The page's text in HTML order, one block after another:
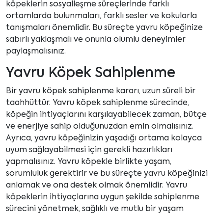
köpeklerin sosyalleşme süreçlerinde farklı
ortamlarda bulunmaları, farklı sesler ve kokularla
tanışmaları önemlidir. Bu süreçte yavru köpeğinize
sabırlı yaklaşmalı ve onunla olumlu deneyimler
paylaşmalısınız.
Yavru Köpek Sahiplenme
Bir yavru köpek sahiplenme kararı, uzun süreli bir
taahhüttür. Yavru köpek sahiplenme sürecinde,
köpeğin ihtiyaçlarını karşılayabilecek zaman, bütçe
ve enerjiye sahip olduğunuzdan emin olmalısınız.
Ayrıca, yavru köpeğinizin yaşadığı ortama kolayca
uyum sağlayabilmesi için gerekli hazırlıkları
yapmalısınız. Yavru köpekle birlikte yaşam,
sorumluluk gerektirir ve bu süreçte yavru köpeğinizi
anlamak ve ona destek olmak önemlidir. Yavru
köpeklerin ihtiyaçlarına uygun şekilde sahiplenme
sürecini yönetmek, sağlıklı ve mutlu bir yaşam